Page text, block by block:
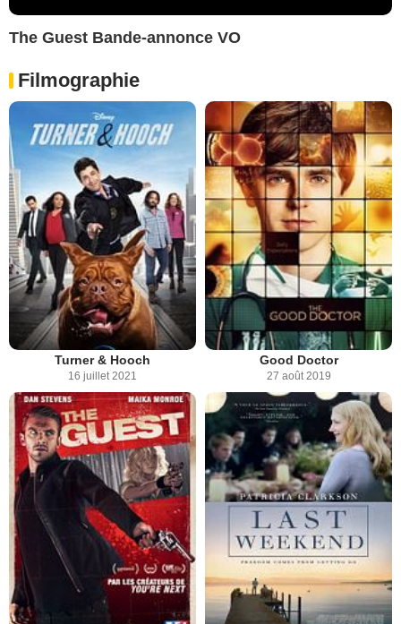
The Guest Bande-annonce VO
Filmographie
Turner & Hooch
16 juillet 2021
Good Doctor
27 août 2019